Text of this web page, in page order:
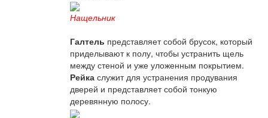
Нащельник
Галтель представляет собой брусок, который
приделывают к полу, чтобы устранить щель
между стеной и уже уложенным покрытием.
Рейка служит для устранения продувания
дверей и представляет собой тонкую
деревянную полосу.